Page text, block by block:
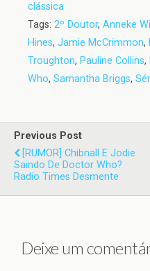
clássica
Tags: 2º Doutor, Anneke
Hines, Jamie McCrimmon,
Troughton, Pauline Collins,
Who, Samantha Briggs,
Previous Post
[RUMOR] Chibnall E Jodie
Saindo De Doctor Who?
Radio Times Desmente
Deixe um